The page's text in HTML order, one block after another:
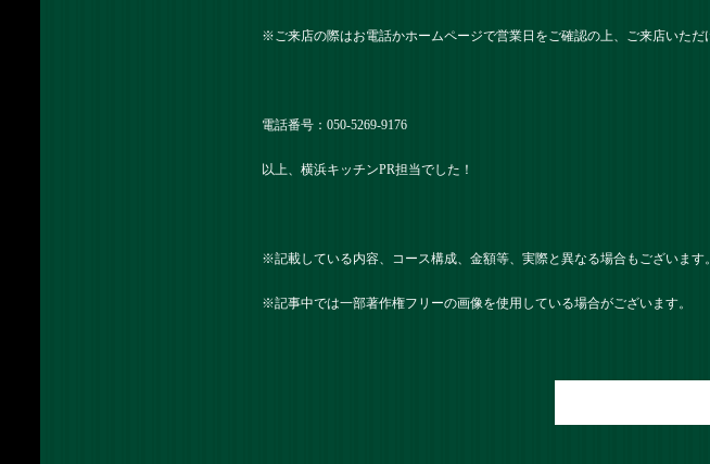
※ご来店の際はお電話かホームページで営業日をご確認の上、ご来店いただ
電話番号：050-5269-9176
以上、横浜キッチンPR担当でした！
※記載している内容、コース構成、金額等、実際と異なる場合もございます
※記事中では一部著作権フリーの画像を使用している場合がございます。